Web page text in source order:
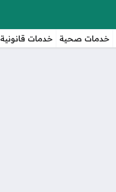
خدمات صحية خدمات قانونية